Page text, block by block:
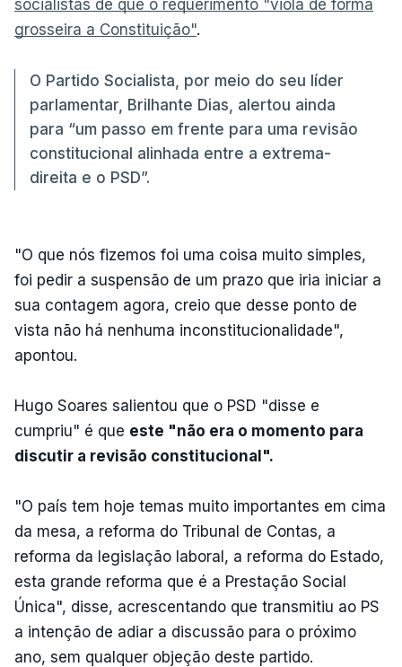
socialistas de que o requerimento "viola de forma
grosseira a Constituição".
O Partido Socialista, por meio do seu líder
parlamentar, Brilhante Dias, alertou ainda
para “um passo em frente para uma revisão
constitucional alinhada entre a extrema-
direita e o PSD”.
"O que nós fizemos foi uma coisa muito simples,
foi pedir a suspensão de um prazo que iria iniciar a
sua contagem agora, creio que desse ponto de
vista não há nenhuma inconstitucionalidade",
apontou.
Hugo Soares salientou que o PSD "disse e
cumpriu" é que este "não era o momento para
discutir a revisão constitucional".
"O país tem hoje temas muito importantes em cima
da mesa, a reforma do Tribunal de Contas, a
reforma da legislação laboral, a reforma do Estado,
esta grande reforma que é a Prestação Social
Única", disse, acrescentando que transmitiu ao PS
a intenção de adiar a discussão para o próximo
ano, sem qualquer objeção deste partido.